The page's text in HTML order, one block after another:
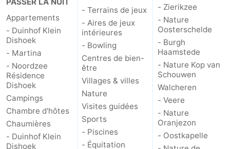
Appartements
- Duinhof Klein
Dishoek
- Martina
- Noordzee
Résidence
Dishoek
Campings
Chambre d'hôtes
Chaumières
- Duinhof Klein
Dishoek
- Terrains de jeux
- Aires de jeux
intérieures
- Bowling
Centres de bien-
être
Villages & villes
Nature
Visites guidées
Sports
- Piscines
- Équitation
- Zierikzee
- Nature
Oosterschelde
- Burgh
Haamstede
- Nature Kop van
Schouwen
Walcheren
- Veere
- Nature
Oranjezon
- Oostkapelle